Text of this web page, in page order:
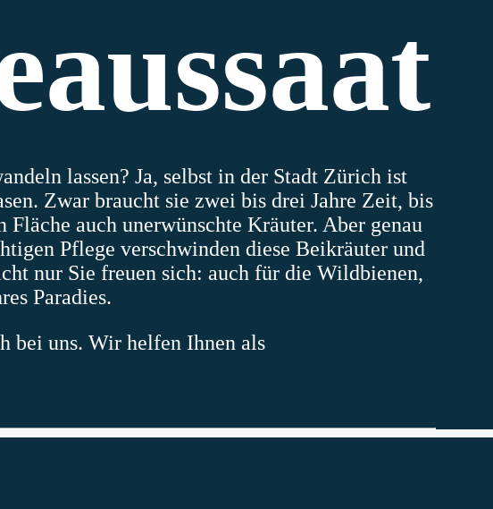
lassen? Ja, selbst in der Stadt Zürich ist
Zwar braucht sie zwei bis drei Jahre Zeit, bis
auch unerwünschte Kräuter. Aber genau
Pflege verschwinden diese Beikräuter und
nur Sie freuen sich: auch für die Wildbienen,
Paradies.
bei uns. Wir helfen Ihnen als